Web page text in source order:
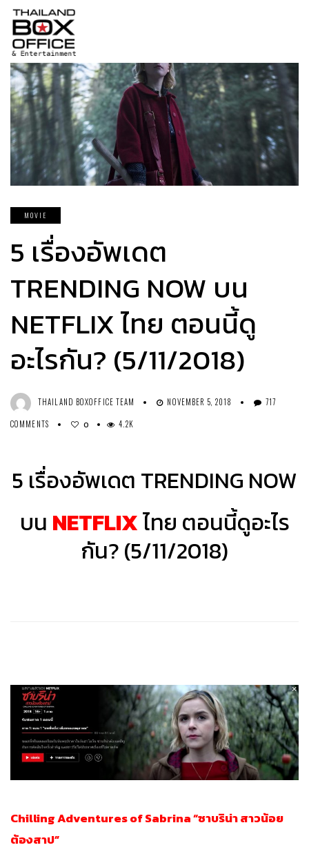
MOVIE
5 เรื่องอัพเดต
TRENDING NOW บน
NETFLIX ไทย ตอนนี้ดู
อะไรกัน? (5/11/2018)
THAILAND BOXOFFICE TEAM NOVEMBER 5, 2018
717
COMMENTS
0 4.2K
5 เรื่องอัพเดต TRENDING NOW
บน NETFLIXไทย ตอนนี้ดูอะไร
กัน? (5/11/2018)
Chilling Adventures of Sabrina “ซาบริน่า สาวน้อย
ต้องสาป”